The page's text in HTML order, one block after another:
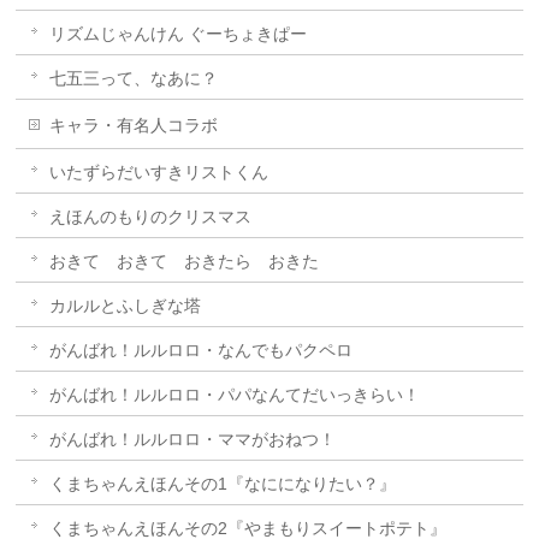
リズムじゃんけん ぐーちょきぱー
七五三って、なあに？
キャラ・有名人コラボ
いたずらだいすきリストくん
えほんのもりのクリスマス
おきて おきて おきたら おきた
カルルとふしぎな塔
がんばれ！ルルロロ・なんでもパクペロ
がんばれ！ルルロロ・パパなんてだいっきらい！
がんばれ！ルルロロ・ママがおねつ！
くまちゃんえほんその1『なにになりたい？』
くまちゃんえほんその2『やまもりスイートポテト』